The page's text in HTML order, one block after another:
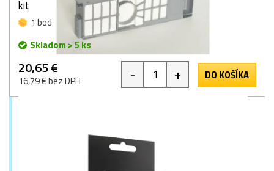
kit
1 bod
Skladom > 5 ks
20,65 €
16,79 € bez DPH - + DO KOŠÍKA